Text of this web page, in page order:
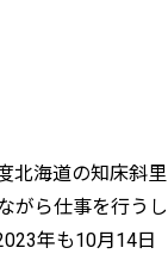
北海道の知床斜里
がら仕事を行うし
年も10月14日